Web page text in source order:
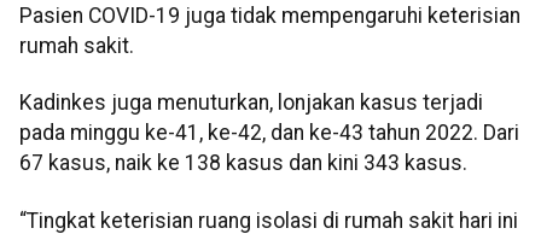
Pasien COVID-19 juga tidak mempengaruhi keterisian
rumah sakit.
Kadinkes juga menuturkan, lonjakan kasus terjadi
pada minggu ke-41, ke-42, dan ke-43 tahun 2022. Dari
67 kasus, naik ke 138 kasus dan kini 343 kasus.
“Tingkat keterisian ruang isolasi di rumah sakit hari ini